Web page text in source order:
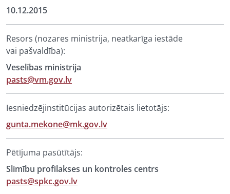
10.12.2015
Resors (nozares ministrija, neatkarīga iestāde
vai pašvaldība):
Veselības ministrija
pasts@vm.gov.lv
Iesniedzējinstitūcijas autorizētais lietotājs:
gunta.mekone@mk.gov.lv
Pētījuma pasūtītājs:
Slimību profilakses un kontroles centrs
pasts@spkc.gov.lv